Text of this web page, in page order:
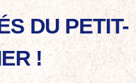
DU PETIT-
!